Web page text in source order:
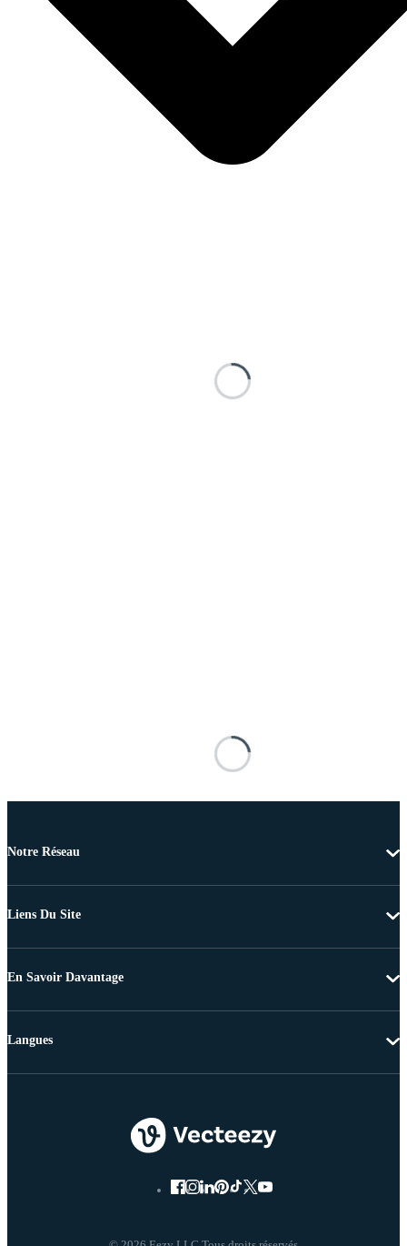
Notre Réseau
Liens Du Site
En Savoir Davantage
Langues